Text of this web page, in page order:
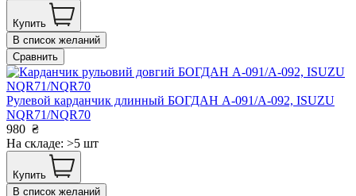
Купить
В список желаний
Сравнить
Рулевой карданчик длинный БОГДАН А-091/А-092, ISUZU
NQR71/NQR70
980 ₴
На складе: >5 шт
Купить
В список желаний